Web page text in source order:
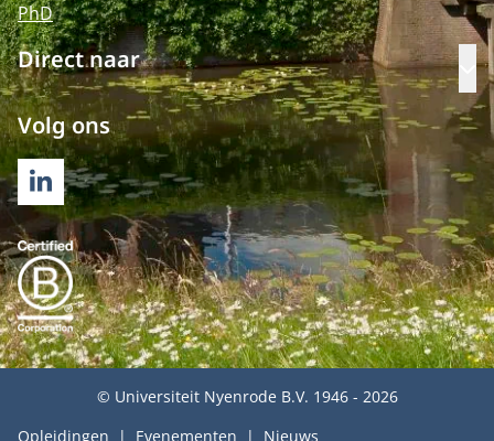
PhD
Direct naar
Volg ons
LINKEDIN
© Universiteit Nyenrode B.V. 1946 - 2026
Opleidingen
Evenementen Nieuws